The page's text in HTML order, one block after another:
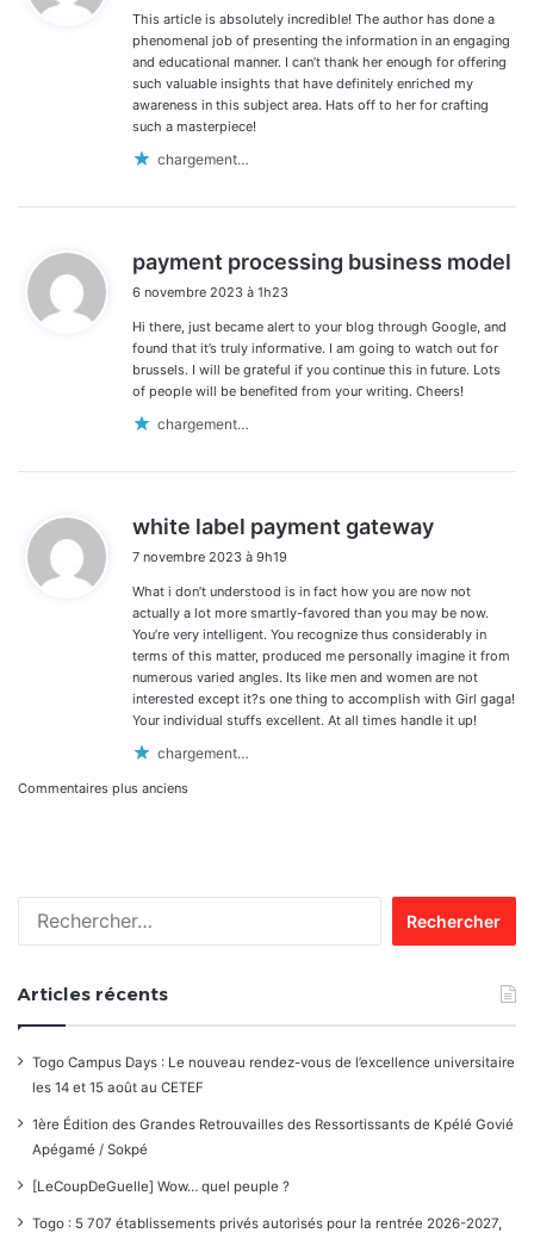
:
This article is absolutely incredible! The author has done a
phenomenal job of presenting the information in an engaging
and educational manner. I can’t thank her enough for offering
such valuable insights that have definitely enriched my
awareness in this subject area. Hats off to her for crafting
such a masterpiece!
chargement…
payment processing business model
6 novembre 2023 à 1h23
Hi there, just became alert to your blog through Google, and
found that it’s truly informative. I am going to watch out for
brussels. I will be grateful if you continue this in future. Lots
of people will be benefited from your writing. Cheers!
chargement…
white label payment gateway
:
7 novembre 2023 à 9h19
What i don’t understood is in fact how you are now not
actually a lot more smartly-favored than you may be now.
You’re very intelligent. You recognize thus considerably in
terms of this matter, produced me personally imagine it from
numerous varied angles. Its like men and women are not
interested except it?s one thing to accomplish with Girl gaga!
Your individual stuffs excellent. At all times handle it up!
chargement…
Navigation
commentaires
Commentaires plus anciens
Articles récents
Togo Campus Days : Le nouveau rendez-vous de l’excellence universitaire
les 14 et 15 août au CETEF
1ère Édition des Grandes Retrouvailles des Ressortissants de Kpélé Govié
Apégamé / Sokpé
[LeCoupDeGuelle] Wow… quel peuple ?
Togo : 5 707 établissements privés autorisés pour la rentrée 2026-2027,